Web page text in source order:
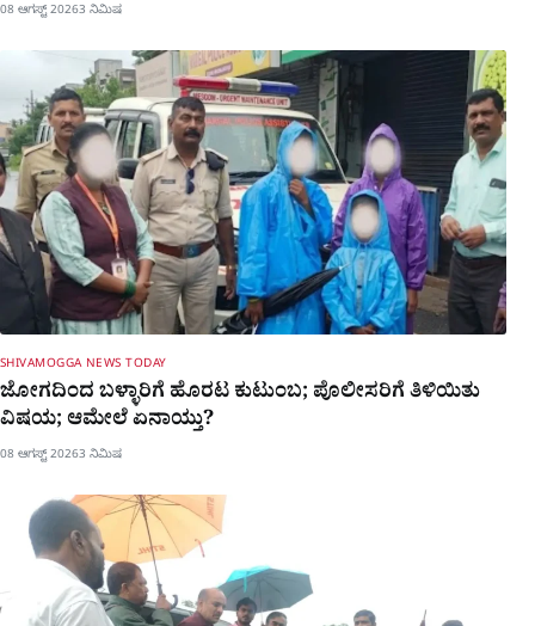
08 ಆಗಸ್ಟ್ 20263 ನಿಮಿಷ
SHIVAMOGGA NEWS TODAY
ಜೋಗದಿಂದ ಬಳ್ಳಾರಿಗೆ ಹೊರಟ ಕುಟುಂಬ; ಪೊಲೀಸರಿಗೆ ತಿಳಿಯಿತು
ವಿಷಯ; ಆಮೇಲೆ ಏನಾಯ್ತು?
08 ಆಗಸ್ಟ್ 20263 ನಿಮಿಷ